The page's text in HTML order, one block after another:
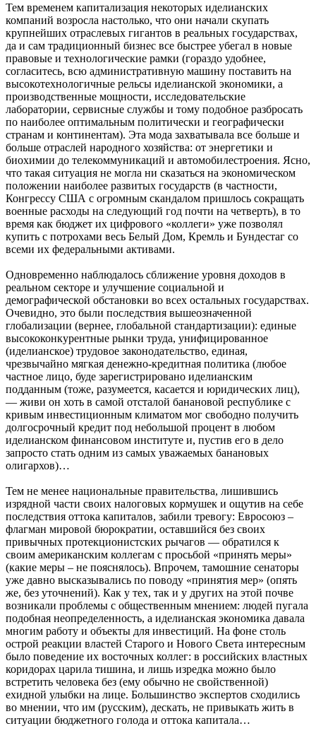
Тем временем капитализация некоторых иделианских
компаний возросла настолько, что они начали скупать
крупнейших отраслевых гигантов в реальных государствах,
да и сам традиционный бизнес все быстрее убегал в новые
правовые и технологические рамки (гораздо удобнее,
согласитесь, всю административную машину поставить на
высокотехнологичные рельсы иделианской экономики, а
производственные мощности, исследовательские
лаборатории, сервисные службы и тому подобное разбросать
по наиболее оптимальным политически и географически
странам и континентам). Эта мода захватывала все больше и
больше отраслей народного хозяйства: от энергетики и
биохимии до телекоммуникаций и автомобилестроения. Ясно,
что такая ситуация не могла ни сказаться на экономическом
положении наиболее развитых государств (в частности,
Конгрессу США с огромным скандалом пришлось сокращать
военные расходы на следующий год почти на четверть), в то
время как бюджет их цифрового «коллеги» уже позволял
купить с потрохами весь Белый Дом, Кремль и Бундестаг со
всеми их федеральными активами.
Одновременно наблюдалось сближение уровня доходов в
реальном секторе и улучшение социальной и
демографической обстановки во всех остальных государствах.
Очевидно, это были последствия вышеозначенной
глобализации (вернее, глобальной стандартизации): единые
высококонкурентные рынки труда, унифицированное
(иделианское) трудовое законодательство, единая,
чрезвычайно мягкая денежно-кредитная политика (любое
частное лицо, буде зарегистрировано иделианским
подданным (тоже, разумеется, касается и юридических лиц),
— живи он хоть в самой отсталой банановой республике с
кривым инвестиционным климатом мог свободно получить
долгосрочный кредит под небольшой процент в любом
иделианском финансовом институте и, пустив его в дело
запросто стать одним из самых уважаемых банановых
олигархов)…
Тем не менее национальные правительства, лишившись
изрядной части своих налоговых кормушек и ощутив на себе
последствия оттока капиталов, забили тревогу: Евросоюз –
флагман мировой бюрократии, оставшийся без своих
привычных протекционистских рычагов — обратился к
своим американским коллегам с просьбой «принять меры»
(какие меры – не пояснялось). Впрочем, тамошние сенаторы
уже давно высказывались по поводу «принятия мер» (опять
же, без уточнений). Как у тех, так и у других на этой почве
возникали проблемы с общественным мнением: людей пугала
подобная неопределенность, а иделианская экономика давала
многим работу и объекты для инвестиций. На фоне столь
острой реакции властей Старого и Нового Света интересным
было поведение их восточных коллег: в российских властных
коридорах царила тишина, и лишь изредка можно было
встретить человека без (ему обычно не свойственной)
ехидной улыбки на лице. Большинство экспертов сходились
во мнении, что им (русским), дескать, не привыкать жить в
ситуации бюджетного голода и оттока капитала…